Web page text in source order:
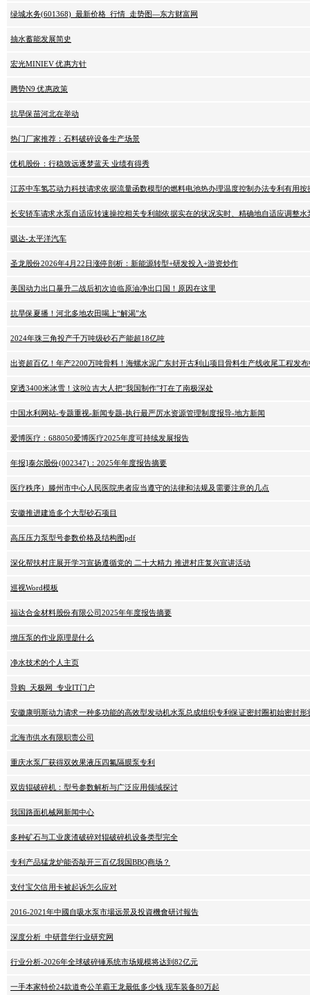
绿城水务(601368)_最新价格_行情_走势图—东方财富网
抽水蓄能发展简史
宏光MINIEV 优惠方针
腾势N9 优惠政策
抗旱保苗河北在举动
热门厂家推荐：石料破碎设备生产场景
优机股份：行稳致远逐梦蓝天 业绩有得秀
江苏中车氢芯动力科技请求依据流量函数模型的燃料电池热办理温度控制办法专利有用按
长安轿车请求水泵自适应转速操控相关专利能依据实在的状况实时、精确地自适应调整水
骐达-太平洋汽车
圣龙股份2026年4月22日涨停剖析：新能源转型+研发投入+游资炒作
美国动力出口暴升二战后初次迫临原油净出口国！原因在这里
抗旱保夏播！河北多地农田喝上“解渴”水
2024年珠三角投产千万吨级砂石产能超18亿吨
出资超百亿！年产2200万吨骨料！海螺水泥广东封开古利山项目骨料生产线收尾工程发
穿透3400米冰雪！这8位吉大人把“我国制作”打在了南极深处
中国水利网站-专题重视-新闻专题-执行最严厉水资源管理制度报导-地方新闻
爱博医疗：688050爱博医疗2025年度可持续发展报告
年报]泰尔股份(002347)：2025年年度报告摘要
医疗秩序）滕州市中心人民医院患者应当遵守的法律和法规及需要注意的几点
安徽推进建造多个大型砂石项目
高压压力泵型号参数价格及结构图pdf
深化帮扶村庄展开学习宣扬遵循党的 二十大精力 推进村庄复兴宣讲活动
巡视Word模板
福达合金材料股份有限公司2025年年度报告摘要
增压泵的作业原理是什么
净水技术的个人主页
导购_天极网_专业IT门户
安徽康明斯动力请求一种多功能的高效型发动机水泵总成组织专利保证密封圈初始密封形
北海市供水有限职责公司
重庆水泵厂获得双效果液压四氟隔膜泵专利
双齿辊破碎机：型号参数解析与广泛应用领域探讨
我国路面机械网新闻中心
多种矿石与工业废渣破碎对辊破碎机设备类型完全
专利产品猛龙炉能否敲开三百亿我国BBQ商场？
支付宝欠信用卡被起诉怎么应对
2016-2021年中國自吸水泵市場远景及投資機會研讨報告
深度分析_中研普华行业研究网
行业分析-2026年全球破碎锤系统市场规模将达到82亿元
一手本家特价24款道奇公羊霸王龙最低多少钱 现车装备80万起